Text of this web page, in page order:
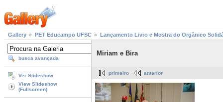
Gallery PET Educampo UFSC Lançamento Livro e Mostra do Orgânico
busca avançada
Ver Slideshow
View Slideshow
(Fullscreen)
Miriam e Bira
primeiro anterior